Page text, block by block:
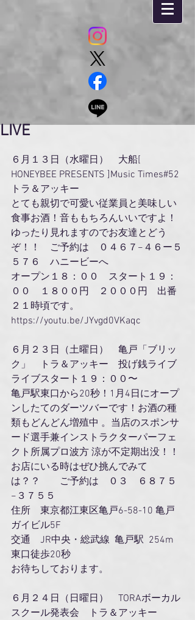
LIVE
６月１３日（水曜日）　大船[
HONEYBEE PRESENTS ]Music Times#52
トラ＆アッキー
とても親切で可愛い従業員と美味しい
食事お酒！音ももちろんいいですよ！
ゆったり見れますのでお友達とどう
ぞ！！　ご予約は　０４６７−４６ー５
５７６　ハニービーへ
オープン１８：００　スタート１９：
００　１８００円　２０００円　出番
２１時頃です。
https://youtu.be/JYvgd0VKaqc
６月２３日（土曜日）　亀戸「ブリッ
ク」　トラ＆アッキー　投げ銭ライブ
ライブスタート１９：００〜
亀戸駅東口から20秒！1月4日にオープ
ンしたてのダーツバーです！お酒の種
類もどんどん増殖中 。当店のスポンサ
ード選手兼インストラクターパーフェ
クト所属プロ波方 涼が不定期出没！！
お店にいる時はぜひ挑んでみて
は？？　　ご予約は　０３　６８７５
−３７５５
住所　東京都江東区亀戸6-58-10 亀戸
ガイビル5F
交通　JR中央・総武線  亀戸駅  254m
東口徒歩20秒
お待ちしております。
６月２４日（日曜日）　TORAボーカル
スクール発表会　トラ＆アッキー